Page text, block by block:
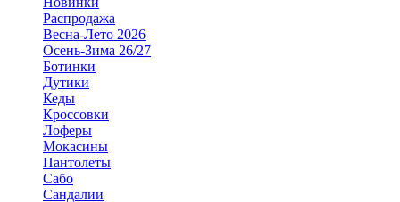
Распродажа
Весна-Лето 2026
Осень-Зима 26/27
Ботинки
Дутики
Кеды
Кроссовки
Лоферы
Мокасины
Пантолеты
Сабо
Сандалии